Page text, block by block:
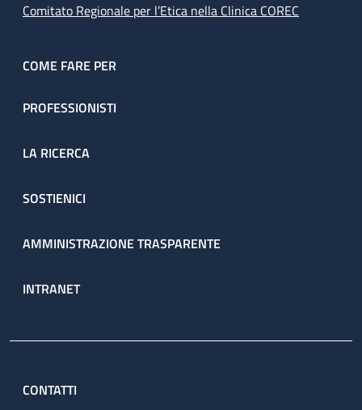
Comitato Regionale per l’Etica nella Clinica COREC
COME FARE PER
PROFESSIONISTI
LA RICERCA
SOSTIENICI
AMMINISTRAZIONE TRASPARENTE
INTRANET
CONTATTI